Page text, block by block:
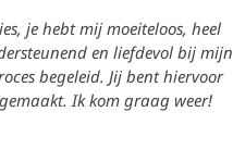
je hebt mij moeiteloos, heel
en liefdevol bij mijn
begeleid. Jij bent hiervoor
gemaakt. Ik kom graag weer!